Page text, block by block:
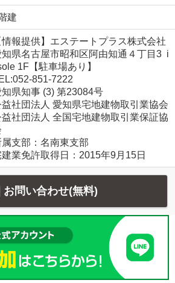
建
情報提供】エステートプラス株式会社
知県名古屋市昭和区阿由知通４丁目3 i
1F【駐車場あり】
851-7222
知県知事 (3) 第23084号
益社団法人 愛知県宅地建物取引業協会
益社団法人 全国宅地建物取引業保証協
属支部：名南東支部
業免許取得日：2015年9月15日
お問い合わせ(無料)